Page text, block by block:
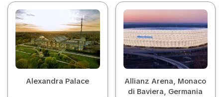
Alexandra Palace
Allianz Arena, Monaco
di Baviera, Germania